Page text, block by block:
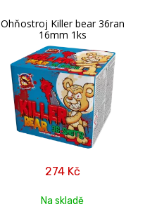
Ohňostroj Killer bear 36ran
16mm 1ks
274 Kč
Na skladě